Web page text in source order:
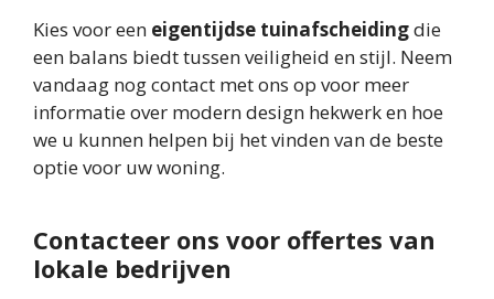
Kies voor een eigentijdse tuinafscheidingdie
een balans biedt tussen veiligheid en stijl. Neem
vandaag nog contact met ons op voor meer
informatie over modern design hekwerk en hoe
we u kunnen helpen bij het vinden van de beste
optie voor uw woning.
Contacteer ons voor offertes van
lokale bedrijven